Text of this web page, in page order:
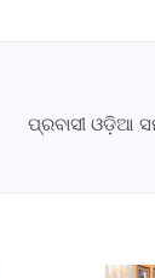
ପ୍ରବାସୀ ଓଡ଼ିଆ